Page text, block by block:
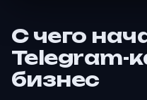
С чего
Telegram-
бизнес